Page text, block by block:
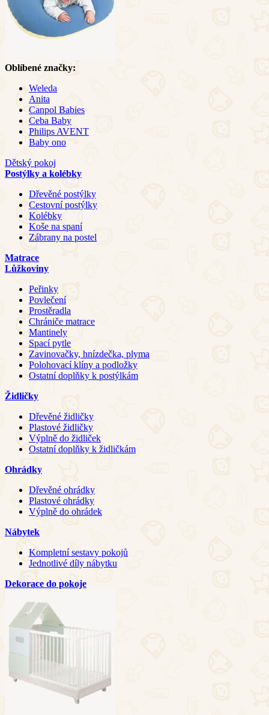
Oblíbené značky:
Weleda
Anita
Canpol Babies
Ceba Baby
Philips AVENT
Baby ono
Dětský pokoj
Postýlky a kolébky
Dřevěné postýlky
Cestovní postýlky
Kolébky
Koše na spaní
Zábrany na postel
Matrace
Lůžkoviny
Peřinky
Povlečení
Prostěradla
Chrániče matrace
Mantinely
Spací pytle
Zavinovačky, hnízdečka, plyma
Polohovací klíny a podložky
Ostatní doplňky k postýlkám
Židličky
Dřevěné židličky
Plastové židličky
Výplně do židliček
Ostatní doplňky k židličkám
Ohrádky
Dřevěné ohrádky
Plastové ohrádky
Výplně do ohrádek
Nábytek
Kompletní sestavy pokojů
Jednotlivé díly nábytku
Dekorace do pokoje